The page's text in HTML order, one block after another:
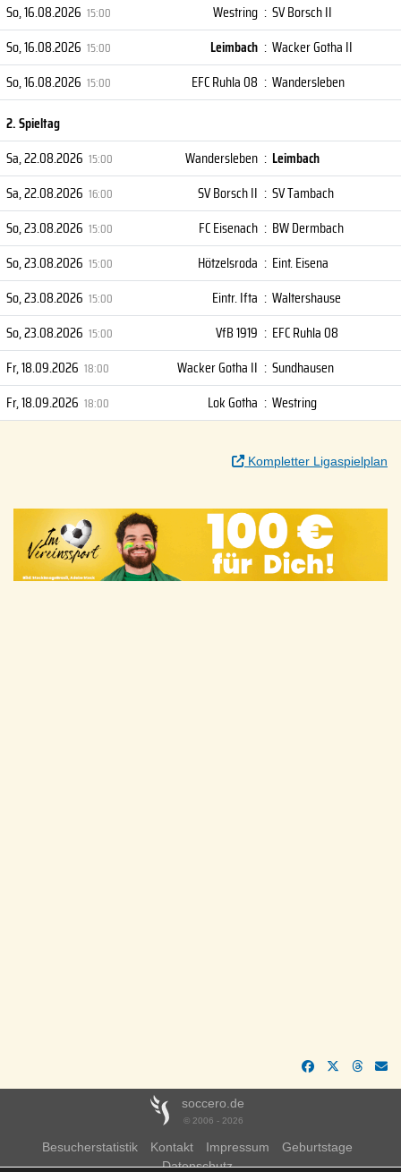
So, 16.08.2026 15:00 Westring : SV Borsch II
So, 16.08.2026 15:00 Leimbach : Wacker Gotha II
So, 16.08.2026 15:00 EFC Ruhla 08 : Wandersleben
2. Spieltag
Sa, 22.08.2026 15:00 Wandersleben : Leimbach
Sa, 22.08.2026 16:00 SV Borsch II : SV Tambach
So, 23.08.2026 15:00 FC Eisenach : BW Dermbach
So, 23.08.2026 15:00 Hötzelsroda : Eint. Eisena
So, 23.08.2026 15:00 Eintr. Ifta : Waltershause
So, 23.08.2026 15:00 VfB 1919 : EFC Ruhla 08
Fr, 18.09.2026 18:00 Wacker Gotha II : Sundhausen
Fr, 18.09.2026 18:00 Lok Gotha : Westring
Kompletter Ligaspielplan
soccero.de
© 2006 - 2026
Besucherstatistik Kontakt Impressum
Geburtstage
Datenschutz